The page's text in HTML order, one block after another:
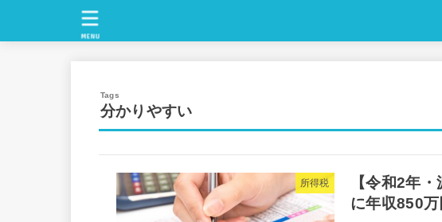
MENU
分かりやすい
所得税
【令和2年
に年収850